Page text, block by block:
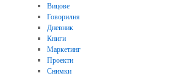
Вицове
Говорилня
Дневник
Книги
Маркетинг
Проекти
Снимки